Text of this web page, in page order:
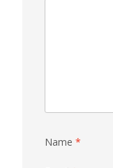
Name *